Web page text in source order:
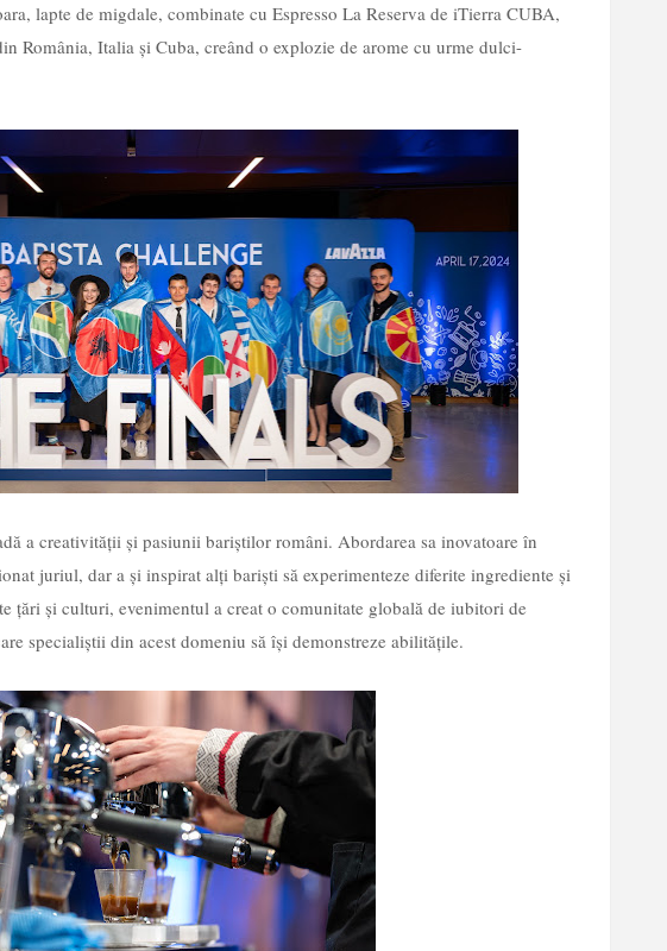
lapte de migdale, combinate cu Espresso La Reserva de iTierra CUBA,
România, Italia și Cuba, creând o explozie de arome cu urme dulci-
a creativității și pasiunii bariștilor români. Abordarea sa inovatoare în
juriul, dar a și inspirat alți bariști să experimenteze diferite ingrediente și
țări și culturi, evenimentul a creat o comunitate globală de iubitori de
specialiștii din acest domeniu să își demonstreze abilitățile.